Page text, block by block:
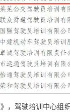
，驾驶培训中心